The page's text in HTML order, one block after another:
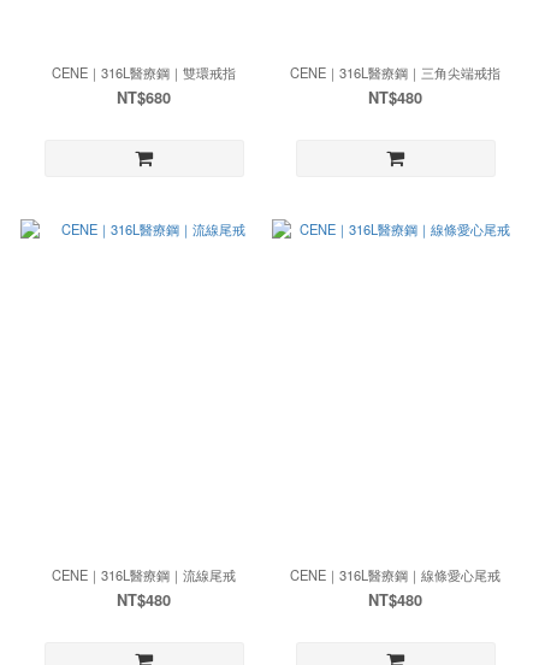
CENE｜316L醫療鋼｜雙環戒指
NT$680
CENE｜316L醫療鋼｜三角尖端戒指
NT$480
CENE｜316L醫療鋼｜流線尾戒
NT$480
CENE｜316L醫療鋼｜線條愛心尾戒
NT$480